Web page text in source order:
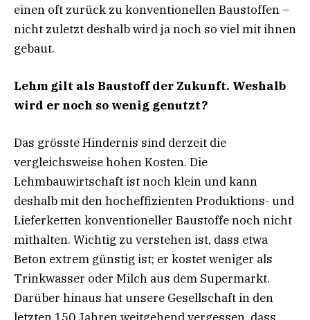
einen oft zurück zu konventionellen Baustoffen –
nicht zuletzt deshalb wird ja noch so viel mit ihnen
gebaut.
Lehm gilt als Baustoff der Zukunft. Weshalb
wird er noch so wenig genutzt?
Das grösste Hindernis sind derzeit die
vergleichsweise hohen Kosten. Die
Lehmbauwirtschaft ist noch klein und kann
deshalb mit den hocheffizienten Produktions- und
Lieferketten konventioneller Baustoffe noch nicht
mithalten. Wichtig zu verstehen ist, dass etwa
Beton extrem günstig ist; er kostet weniger als
Trinkwasser oder Milch aus dem Supermarkt.
Darüber hinaus hat unsere Gesellschaft in den